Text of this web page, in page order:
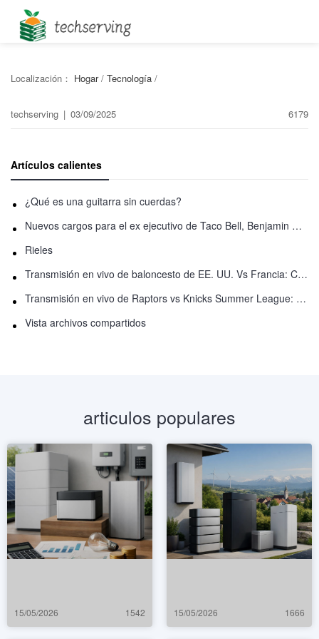
Localización： Hogar / Tecnología /
techserving | 03/09/2025 6179
Artículos calientes
¿Qué es una guitarra sin cuerdas?
Nuevos cargos para el ex ejecutivo de Taco Bell, Benjamin Golden, en una pelea con Uber
Rieles
Transmisión en vivo de baloncesto de EE. UU. Vs Francia: Cómo ver en línea
Transmisión en vivo de Raptors vs Knicks Summer League: Cómo ver
Vista archivos compartidos
articulos populares
15/05/2026 1542 15/05/2026 1666